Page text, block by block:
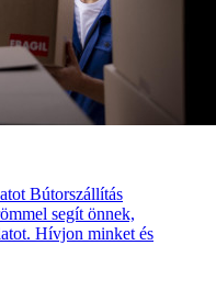
Bútorszállítás
segít önnek,
Hívjon minket és